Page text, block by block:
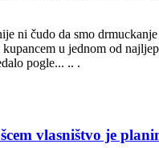
ni čudo da smo
u jednom od
pogle... .. .
vlasništvo je